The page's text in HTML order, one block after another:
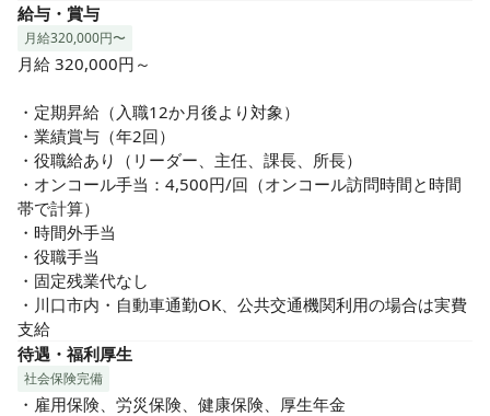
給与・賞与
月給320,000円〜
月給 320,000円～
・定期昇給（入職12か月後より対象）
・業績賞与（年2回）
・役職給あり（リーダー、主任、課長、所長）
・オンコール手当：4,500円/回（オンコール訪問時間と時間
帯で計算）
・時間外手当
・役職手当
・固定残業代なし
・川口市内・自動車通勤OK、公共交通機関利用の場合は実費
支給
待遇・福利厚生
社会保険完備
・雇用保険、労災保険、健康保険、厚生年金